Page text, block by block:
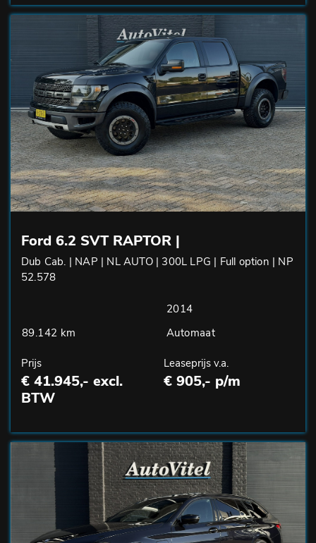
Ford 6.2 SVT RAPTOR |
Dub Cab. | NAP | NL AUTO | 300L LPG | Full option | NP
52.578
2014
89.142 km
Automaat
Prijs
€ 41.945,- excl.
BTW
Leaseprijs v.a.
€ 905,- p/m